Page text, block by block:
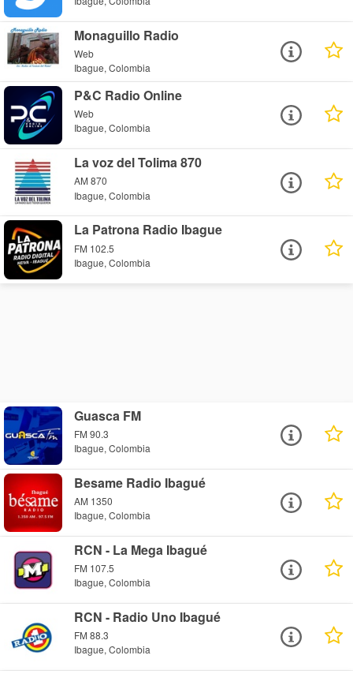
Monaguillo Radio
Web
Ibague, Colombia
P&C Radio Online
Web
Ibague, Colombia
La voz del Tolima 870
AM 870
Ibague, Colombia
La Patrona Radio Ibague
FM 102.5
Ibague, Colombia
Guasca FM
FM 90.3
Ibague, Colombia
Besame Radio Ibagué
AM 1350
Ibague, Colombia
RCN - La Mega Ibagué
FM 107.5
Ibague, Colombia
RCN - Radio Uno Ibagué
FM 88.3
Ibague, Colombia